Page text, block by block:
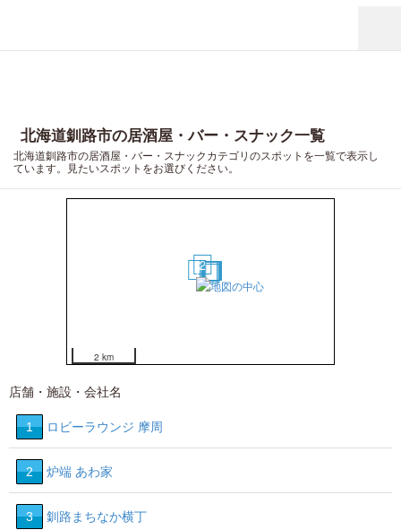
北海道釧路市の居酒屋・バー・スナック一覧
北海道釧路市の居酒屋・バー・スナックカテゴリのスポットを一覧で表示し
ています。見たいスポットをお選びください。
123
4
5
6
7
8
9
10
11
12
13
14
15
16
17
18
19
20
2 km
店舗・施設・会社名
1 ロビーラウンジ 摩周
2 炉端 あわ家
3 釧路まちなか横丁